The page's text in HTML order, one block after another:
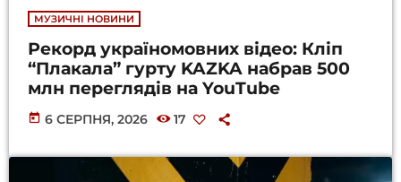
МУЗИЧНІ НОВИНИ
Рекорд україномовних відео: Кліп
“Плакала” гурту KAZKA набрав 500
млн переглядів на YouTube
today 6 СЕРПНЯ, 2026 17